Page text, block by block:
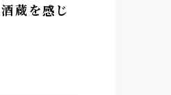
蔵を感じ